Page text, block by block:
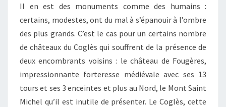
Il en est des monuments comme des humains :
certains, modestes, ont du mal à s’épanouir à l’ombre
des plus grands. C’est le cas pour un certains nombre
de châteaux du Coglès qui souffrent de la présence de
deux encombrants voisins : le château de Fougères,
impressionnante forteresse médiévale avec ses 13
tours et ses 3 enceintes et plus au Nord, le Mont Saint
Michel qu’il est inutile de présenter. Le Coglès, cette